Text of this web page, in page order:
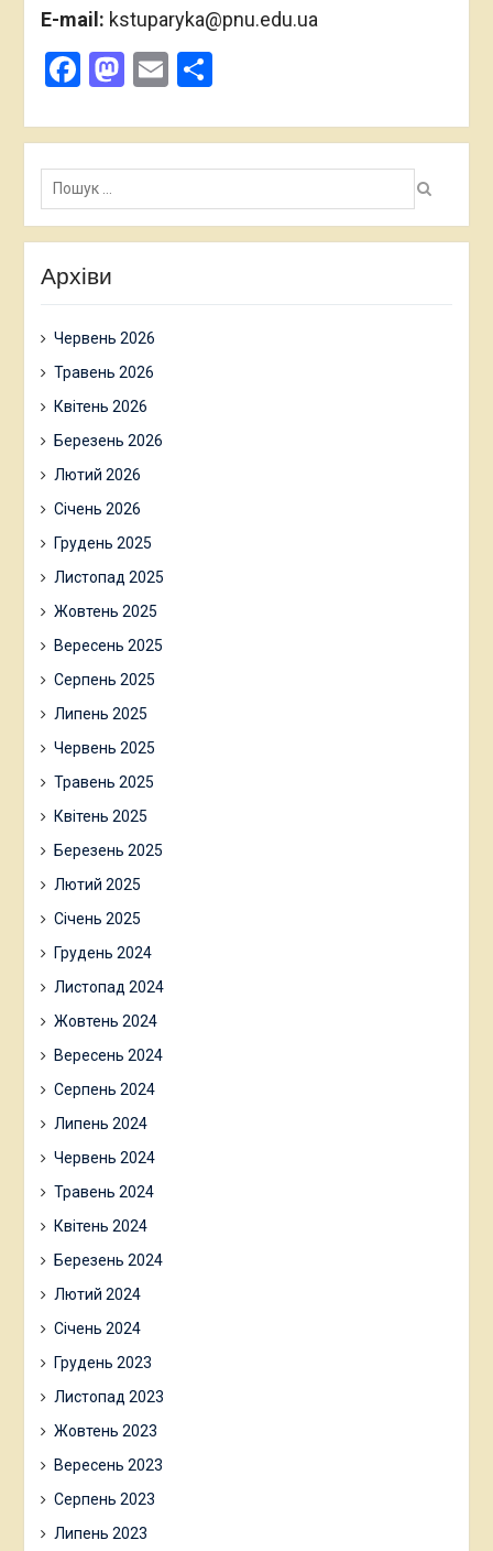
E-mail: kstuparyka@pnu.edu.ua
Facebook
Mastodon
EmailПоділитися
Пошук:
Архіви
Червень 2026
Травень 2026
Квітень 2026
Березень 2026
Лютий 2026
Січень 2026
Грудень 2025
Листопад 2025
Жовтень 2025
Вересень 2025
Серпень 2025
Липень 2025
Червень 2025
Травень 2025
Квітень 2025
Березень 2025
Лютий 2025
Січень 2025
Грудень 2024
Листопад 2024
Жовтень 2024
Вересень 2024
Серпень 2024
Липень 2024
Червень 2024
Травень 2024
Квітень 2024
Березень 2024
Лютий 2024
Січень 2024
Грудень 2023
Листопад 2023
Жовтень 2023
Вересень 2023
Серпень 2023
Липень 2023